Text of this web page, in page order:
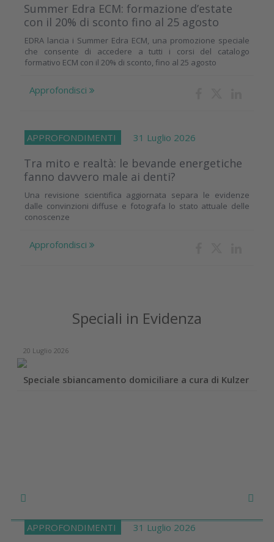
Summer Edra ECM: formazione d’estate
con il 20% di sconto fino al 25 agosto
EDRA lancia i Summer Edra ECM, una promozione speciale
che consente di accedere a tutti i corsi del catalogo
formativo ECM con il 20% di sconto, fino al 25 agosto
Approfondisci
APPROFONDIMENTI 31 Luglio 2026
Tra mito e realtà: le bevande energetiche
fanno davvero male ai denti?
Una revisione scientifica aggiornata separa le evidenze
dalle convinzioni diffuse e fotografa lo stato attuale delle
conoscenze
Approfondisci
Speciali in Evidenza
20 Luglio 2026
Speciale sbiancamento domiciliare a cura di Kulzer
APPROFONDIMENTI 31 Luglio 2026